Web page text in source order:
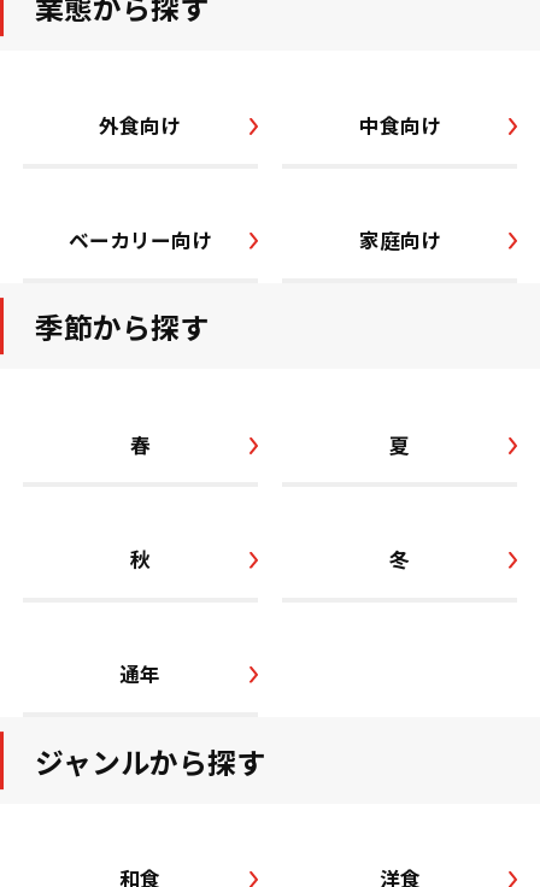
外食向け 中食向け
ベーカリー向け 家庭向け
季節から探す
春 夏
秋 冬
通年
ジャンルから探す
和食 洋食